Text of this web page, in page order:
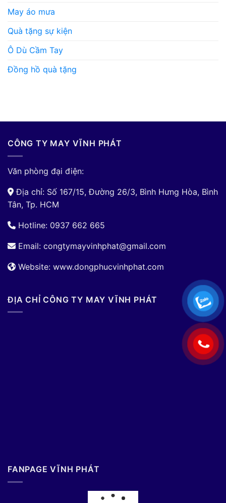
May áo mưa
Quà tặng sự kiện
Ô Dù Cầm Tay
Đồng hồ quà tặng
CÔNG TY MAY VĨNH PHÁT
Văn phòng đại điện:
Địa chỉ: Số 167/15, Đường 26/3, Bình Hưng Hòa, Bình
Tân, Tp. HCM
Hotline: 0937 662 665
Email: congtymayvinhphat@gmail.com
Website: www.dongphucvinhphat.com
ĐỊA CHỈ CÔNG TY MAY VĨNH PHÁT
FANPAGE VĨNH PHÁT